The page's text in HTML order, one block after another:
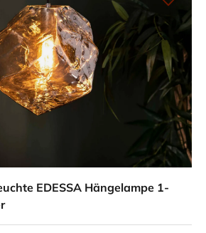
EDESSA Hängelampe 1-